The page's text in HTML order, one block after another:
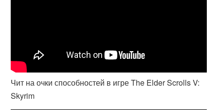
Чит на очки способностей в игре The Elder Scrolls V:
Skyrim